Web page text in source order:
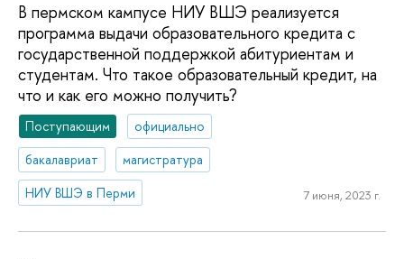
В пермском кампусе НИУ ВШЭ реализуется
программа выдачи образовательного кредита с
государственной поддержкой абитуриентам и
студентам. Что такое образовательный кредит, на
что и как его можно получить?
Поступающим
официально
бакалавриат
магистратура
НИУ ВШЭ в Перми
7 июня, 2023 г.